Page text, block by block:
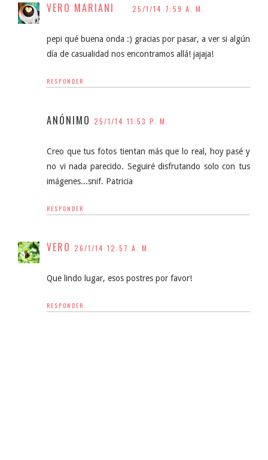
VERO MARIANI 25/1/14 7:59 A. M.
pepi qué buena onda :) gracias por pasar, a ver si algún
día de casualidad nos encontramos allá! jajaja!
RESPONDER
ANÓNIMO 25/1/14 11:53 P. M.
Creo que tus fotos tientan más que lo real, hoy pasé y
no vi nada parecido. Seguiré disfrutando solo con tus
imágenes...snif. Patricia
RESPONDER
VERO 26/1/14 12:57 A. M.
Que lindo lugar, esos postres por favor!
RESPONDER